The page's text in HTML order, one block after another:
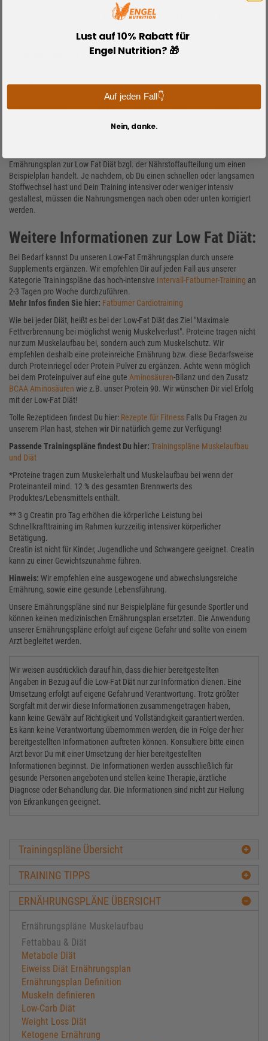
77,1
Gesamtsumme 2812 278,7 37 335,7
Ernährungsplan zur Low Fat Diät bzgl. der Nährstoffaufteilung um einen
Beispielplan handelt. Je nachdem, ob Du einen schnellen oder langsamen
Stoffwechsel hast und Dein Training intensiver oder weniger intensiv
gestaltest, müssen die Nahrungsmengen nach oben oder unten korrigiert
werden.
Weitere Informationen zur Low Fat Diät:
Bei Bedarf kannst Du unseren Low-Fat Ernährungsplan durch unsere
Supplements ergänzen. Wir empfehlen Dir auf jeden Fall aus unserer
Kategorie Trainingspläne das hoch-intensive Intervall-Fatburner-Training an
2-3 Tagen pro Woche durchzuführen.
Mehr Infos finden Sie hier: Fatburner Cardiotraining
Wie bei jeder Diät, heißt es bei der Low-Fat Diät das Ziel "Maximale
Fettverbrennung bei möglichst wenig Muskelverlust". Proteine tragen nicht
nur zum Muskelaufbau bei, sondern auch zum Muskelschutz. Wir
empfehlen deshalb eine proteinreiche Ernährung bzw. diese Bedarfsweise
durch Proteinriegel oder Protein Pulver zu ergänzen. Achte wenn möglich
bei dem Proteinpulver auf eine gute Aminosäuren-Bilanz und den Zusatz
BCAA Aminosäuren wie z.B. unser Protein 90. Wir wünschen Dir viel Erfolg
mit der Low-Fat Diät!
Tolle Rezeptideen findest Du hier: Rezepte für Fitness Falls Du Fragen zu
unserem Plan hast, stehen wir Dir natürlich gerne zur Verfügung!
Passende Trainingspläne findest Du hier: Trainingspläne Muskelaufbau
und Diät
*Proteine tragen zum Muskelerhalt und Muskelaufbau bei wenn der
Proteinanteil mind. 12 % des gesamten Brennwerts des
Produktes/Lebensmittels enthält.
** 3 g Creatin pro Tag erhöhen die körperliche Leistung bei
Schnellkrafttraining im Rahmen kurzzeitig intensiver körperlicher
Betätigung.
Creatin ist nicht für Kinder, Jugendliche und Schwangere geeignet. Creatin
kann zu einer Gewichtszunahme führen.
Hinweis: Wir empfehlen eine ausgewogene und abwechslungsreiche
Ernährung, sowie eine gesunde Lebensführung.
Unsere Ernährungspläne sind nur Beispielpläne für gesunde Sportler und
können keinen medizinischen Ernährungsplan ersetzten. Die Anwendung
unserer Ernährungspläne erfolgt auf eigene Gefahr und sollte von einem
Arzt begleitet werden.
Wir weisen ausdrücklich darauf hin, dass die hier bereitgestellten
Angaben in Bezug auf die Low-Fat Diät nur zur Information dienen. Eine
Umsetzung erfolgt auf eigene Gefahr und Verantwortung. Trotz größter
Sorgfalt mit der wir diese Informationen zusammengetragen haben,
kann keine Gewähr auf Richtigkeit und Vollständigkeit garantiert werden.
Es kann keine Verantwortung übernommen werden, die in Folge der hier
bereitgestellten Informationen auftreten können. Konsultiere bitte einen
Arzt bevor Du mit einer Umsetzung der hier bereitgestellten
Informationen beginnst. Die Informationen werden ausschließlich für
gesunde Personen angeboten und stellen keine Therapie, ärztliche
Diagnose oder Behandlung dar. Die Informationen sind nicht zur Heilung
von Erkrankungen geeignet.
Trainingspläne Übersicht
TRAINING TIPPS
ERNÄHRUNGSPLÄNE ÜBERSICHT
Ernährungspläne Muskelaufbau
Fettabbau & Diät
Metabole Diät
Eiweiss Diät Ernährungsplan
Ernährungsplan Definition
Muskeln definieren
Low-Carb Diät
Weight Loss Diät
Ketogene Ernährung
Lust auf 10% Rabatt für
Engel Nutrition? 🎁
Auf jeden Fall👇
Nein, danke.